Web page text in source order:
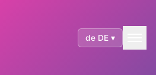
de DE ▾